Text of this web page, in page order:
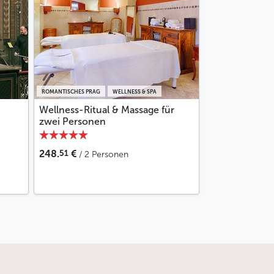
ROMANTISCHES PRAG WELLNESS & SPA
Wellness-Ritual & Massage für
zwei Personen
248.51 € / 2 Personen